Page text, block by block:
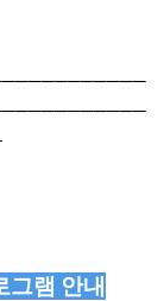
그램 안내